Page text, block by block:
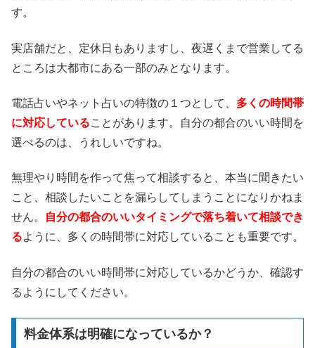
す。
実店舗だと、定休日もありますし、夜遅くまで営業してる
ところは大都市にある一部のみとなります。
電話占いやネット占いの特徴の１つとして、 多くの時間帯
に対応していることがあります。自分の都合のいい時間を
選べるのは、うれしいですね。
無理やり時間を作って焦って相談すると、本当に聞きたい
こと、相談したいことを漏らしてしまうことになりかねま
せん。
自分の都合のいいタイミングで落ち着いて相談でき
るように、多くの時間帯に対応していることも重要です。
自分の都合のいい時間帯に対応しているかどうか、確認す
るようにしてください。
料金体系は明確になっているか？